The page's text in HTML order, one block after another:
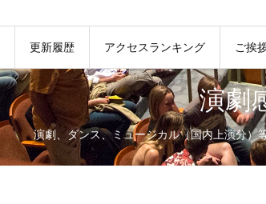
更新履歴 アクセスランキング ご挨
演劇
演劇、ダンス、ミュージカル（国内上演分）